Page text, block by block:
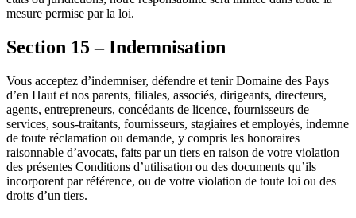
mesure permise par la loi.
Section 15 – Indemnisation
Vous acceptez d’indemniser, défendre et tenir Domaine des Pays
d’en Haut et nos parents, filiales, associés, dirigeants, directeurs,
agents, entrepreneurs, concédants de licence, fournisseurs de
services, sous-traitants, fournisseurs, stagiaires et employés, indemne
de toute réclamation ou demande, y compris les honoraires
raisonnable d’avocats, faits par un tiers en raison de votre violation
des présentes Conditions d’utilisation ou des documents qu’ils
incorporent par référence, ou de votre violation de toute loi ou des
droits d’un tiers.